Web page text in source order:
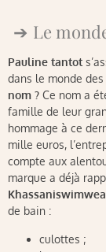
Le
Pauline tantot
dans le monde
nom ? Ce nom a
famille de leur
hommage à ce
mille euros,
compte aux
marque a déjà
de bain :
culottes ;